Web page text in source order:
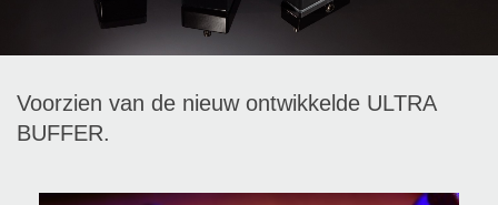
Voorzien van de nieuw ontwikkelde ULTRA
BUFFER.